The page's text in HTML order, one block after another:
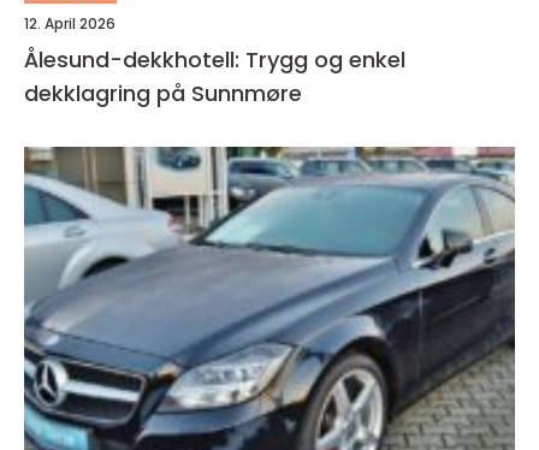
12. April 2026
Ålesund-dekkhotell: Trygg og enkel
dekklagring på Sunnmøre